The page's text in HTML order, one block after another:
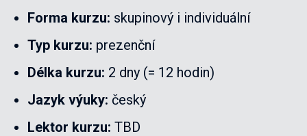
Forma kurzu: skupinový i individuální
Typ kurzu: prezenční
Délka kurzu: 2 dny (= 12 hodin)
Jazyk výuky: český
Lektor kurzu: TBD